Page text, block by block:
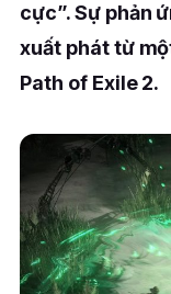
cực”. Sự phản
xuất phát từ
Path of Exile 2.